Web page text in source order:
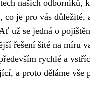
našich odborníků,
je pro vás důležité,
už se jedná o
řešení šité na míru
rychlé a
a proto děláme vše